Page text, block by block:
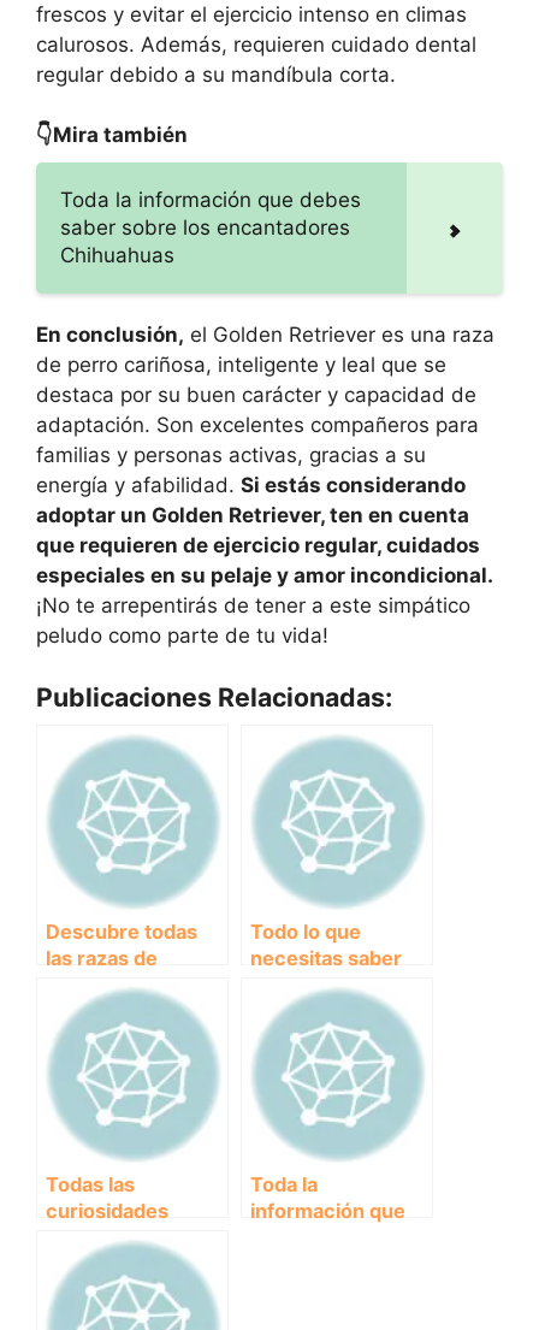
frescos y evitar el ejercicio intenso en climas
calurosos. Además, requieren cuidado dental
regular debido a su mandíbula corta.
👇Mira también
Toda la información que debes
saber sobre los encantadores
Chihuahuas
En conclusión, el Golden Retriever es una raza
de perro cariñosa, inteligente y leal que se
destaca por su buen carácter y capacidad de
adaptación. Son excelentes compañeros para
familias y personas activas, gracias a su
energía y afabilidad. Si estás considerando
adoptar un Golden Retriever, ten en cuenta
que requieren de ejercicio regular, cuidados
especiales en su pelaje y amor incondicional.
¡No te arrepentirás de tener a este simpático
peludo como parte de tu vida!
Publicaciones Relacionadas:
Descubre todas
las razas de
compañía: guía
completa para
elegir tu mejor
amigo peludo
Todo lo que
necesitas saber
sobre el Labrador
Retriever:
Características,
temperamento y
cuidados
Todas las
curiosidades
sobre el
encantador
Beagle:
¡Descúbrelas aquí!
Toda la
información que